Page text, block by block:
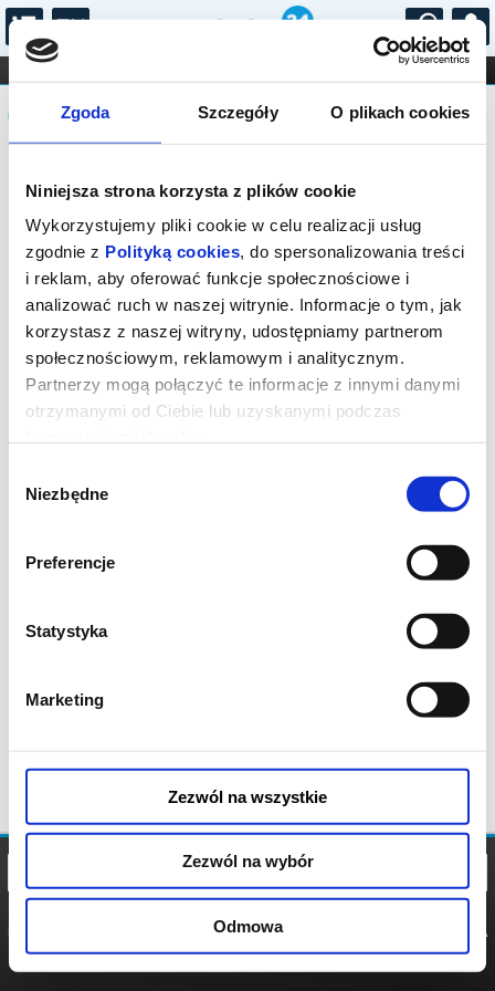
Zgoda Szczegóły O plikach cookies
Niniejsza strona korzysta z plików cookie
Wykorzystujemy pliki cookie w celu realizacji usług
zgodnie z Polityką cookies, do spersonalizowania treści
i reklam, aby oferować funkcje społecznościowe i
analizować ruch w naszej witrynie. Informacje o tym, jak
korzystasz z naszej witryny, udostępniamy partnerom
społecznościowym, reklamowym i analitycznym.
Partnerzy mogą połączyć te informacje z innymi danymi
otrzymanymi od Ciebie lub uzyskanymi podczas
zgody
Niezbędne
Preferencje
Statystyka
Marketing
Zezwól na wszystkie
Zezwól na wybór
Odmowa
...
FILHARMONIA OPERA I BALET
STAND-UP
DLA DZIECI
Komunikat
Sprzedaż biletów on-line na wydarzenie
została zakończona.
POLITYKA
POLITYKA